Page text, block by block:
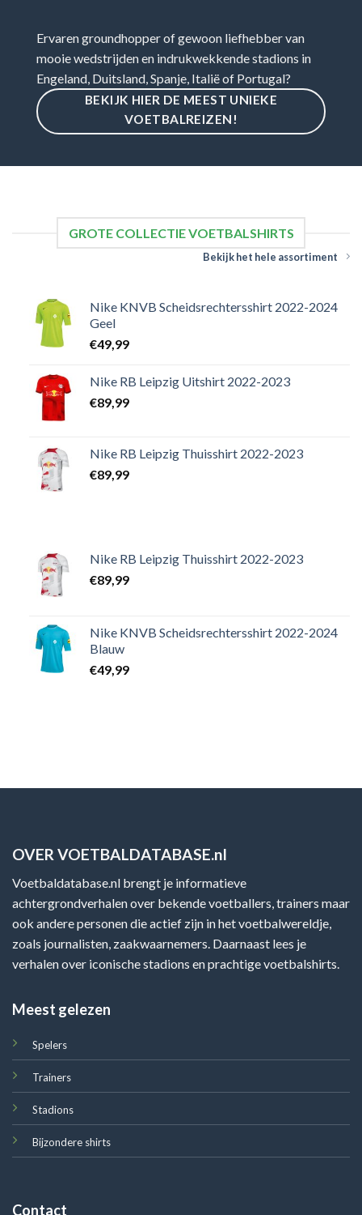
Ervaren groundhopper of gewoon liefhebber van
mooie wedstrijden en indrukwekkende stadions in
Engeland, Duitsland, Spanje, Italië of Portugal?
BEKIJK HIER DE MEEST UNIEKE
VOETBALREIZEN!
GROTE COLLECTIE VOETBALSHIRTS
Bekijk het hele assortiment
Nike KNVB Scheidsrechtersshirt 2022-2024
Geel
€49,99
Nike RB Leipzig Uitshirt 2022-2023
€89,99
Nike RB Leipzig Thuisshirt 2022-2023
€89,99
Nike RB Leipzig Thuisshirt 2022-2023
€89,99
Nike KNVB Scheidsrechtersshirt 2022-2024
Blauw
€49,99
OVER VOETBALDATABASE.nl
Voetbaldatabase.nl brengt je informatieve
achtergrondverhalen over bekende voetballers, trainers maar
ook andere personen die actief zijn in het voetbalwereldje,
zoals journalisten, zaakwaarnemers. Daarnaast lees je
verhalen over iconische stadions en prachtige voetbalshirts.
Meest gelezen
Spelers
Trainers
Stadions
Bijzondere shirts
Contact